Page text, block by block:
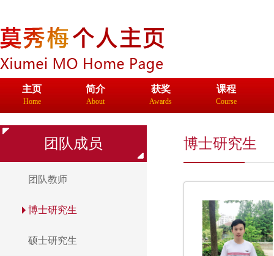
主页
Home
简介
About
获奖
Awards
课程
Course
团队成员
团队教师
博士研究生
硕士研究生
博士研究生